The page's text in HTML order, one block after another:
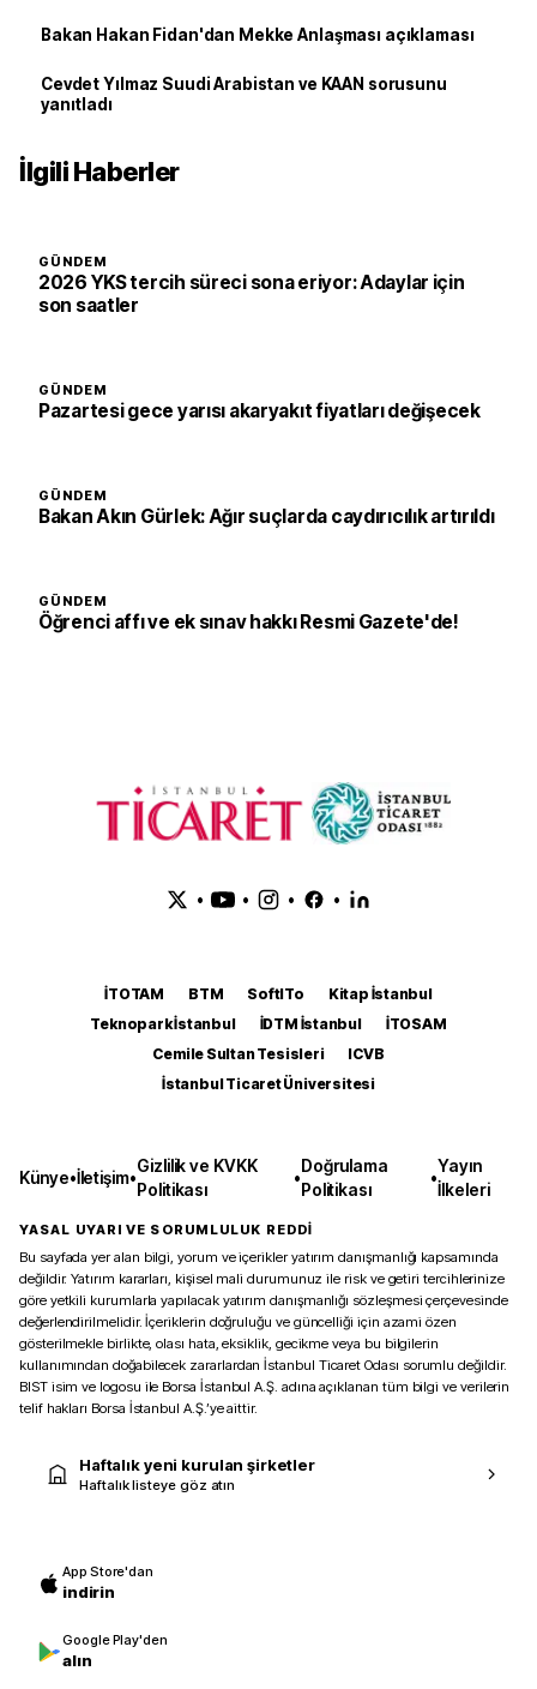
Bakan Hakan Fidan'dan Mekke Anlaşması açıklaması
Cevdet Yılmaz Suudi Arabistan ve KAAN sorusunu
yanıtladı
İlgili Haberler
GÜNDEM
2026 YKS tercih süreci sona eriyor: Adaylar için
son saatler
GÜNDEM
Pazartesi gece yarısı akaryakıt fiyatları değişecek
GÜNDEM
Bakan Akın Gürlek: Ağır suçlarda caydırıcılık artırıldı
GÜNDEM
Öğrenci affı ve ek sınav hakkı Resmi Gazete'de!
• • • •
İTOTAM BTM SoftITo
Kitap İstanbul
Teknopark İstanbul
İDTM İstanbul
İTOSAM
Cemile Sultan Tesisleri
ICVB
İstanbul Ticaret Üniversitesi
Künye•İletişim•
Gizlilik ve KVKK
Politikası
•
Doğrulama
Politikası
•
Yayın
İlkeleri
YASAL UYARI VE SORUMLULUK REDDİ
Bu sayfada yer alan bilgi, yorum ve içerikler yatırım danışmanlığı kapsamında
değildir. Yatırım kararları, kişisel mali durumunuz ile risk ve getiri tercihlerinize
göre yetkili kurumlarla yapılacak yatırım danışmanlığı sözleşmesi çerçevesinde
değerlendirilmelidir. İçeriklerin doğruluğu ve güncelliği için azami özen
gösterilmekle birlikte, olası hata, eksiklik, gecikme veya bu bilgilerin
kullanımından doğabilecek zararlardan İstanbul Ticaret Odası sorumlu değildir.
BIST isim ve logosu ile Borsa İstanbul A.Ş. adına açıklanan tüm bilgi ve verilerin
telif hakları Borsa İstanbul A.Ş.’ye aittir.
Haftalık yeni kurulan şirketler
Haftalık listeye göz atın
App Store'dan
indirin
Google Play'den
alın